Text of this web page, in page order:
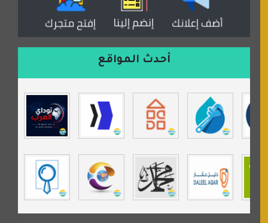
موقع مداد الإسلامي
ورشة زهرة لورا للحدادة
موقع حراج خدمة
تي في قران
موسوعة نور الرحمن
مندى غرام
مردة سوفت
السبيل
أحدث المواقع